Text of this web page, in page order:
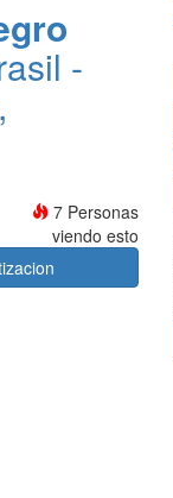
-
7 Personas
viendo esto